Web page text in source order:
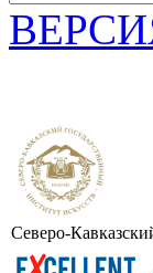
Северо-